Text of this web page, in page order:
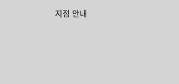
지점 안내